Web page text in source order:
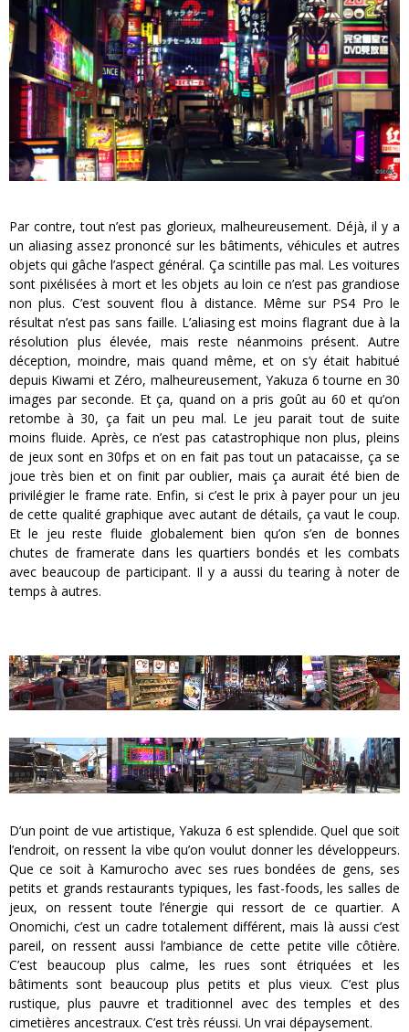
Par contre, tout n’est pas glorieux, malheureusement. Déjà, il y a
un aliasing assez prononcé sur les bâtiments, véhicules et autres
objets qui gâche l’aspect général. Ça scintille pas mal. Les voitures
sont pixélisées à mort et les objets au loin ce n’est pas grandiose
non plus. C’est souvent flou à distance. Même sur PS4 Pro le
résultat n’est pas sans faille. L’aliasing est moins flagrant due à la
résolution plus élevée, mais reste néanmoins présent. Autre
déception, moindre, mais quand même, et on s’y était habitué
depuis Kiwami et Zéro, malheureusement, Yakuza 6 tourne en 30
images par seconde. Et ça, quand on a pris goût au 60 et qu’on
retombe à 30, ça fait un peu mal. Le jeu parait tout de suite
moins fluide. Après, ce n’est pas catastrophique non plus, pleins
de jeux sont en 30fps et on en fait pas tout un patacaisse, ça se
joue très bien et on finit par oublier, mais ça aurait été bien de
privilégier le frame rate. Enfin, si c’est le prix à payer pour un jeu
de cette qualité graphique avec autant de détails, ça vaut le coup.
Et le jeu reste fluide globalement bien qu’on s’en de bonnes
chutes de framerate dans les quartiers bondés et les combats
avec beaucoup de participant. Il y a aussi du tearing à noter de
temps à autres.
D’un point de vue artistique, Yakuza 6 est splendide. Quel que soit
l’endroit, on ressent la vibe qu’on voulut donner les développeurs.
Que ce soit à Kamurocho avec ses rues bondées de gens, ses
petits et grands restaurants typiques, les fast-foods, les salles de
jeux, on ressent toute l’énergie qui ressort de ce quartier. A
Onomichi, c’est un cadre totalement différent, mais là aussi c’est
pareil, on ressent aussi l’ambiance de cette petite ville côtière.
C’est beaucoup plus calme, les rues sont étriquées et les
bâtiments sont beaucoup plus petits et plus vieux. C’est plus
rustique, plus pauvre et traditionnel avec des temples et des
cimetières ancestraux. C’est très réussi. Un vrai dépaysement.